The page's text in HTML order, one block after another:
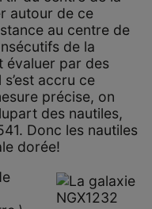
autour de ce
au centre de
de la
évaluer par des
accru ce
précise, on
des nautiles,
Donc les nautiles
dorée!